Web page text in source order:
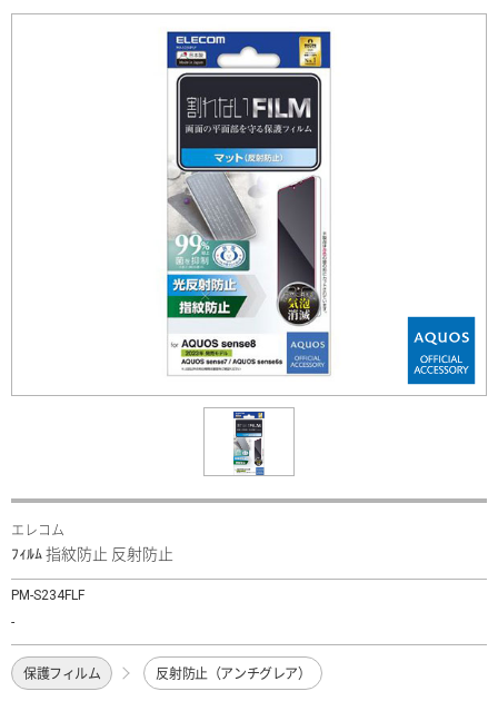
エレコム
ﾌｨﾙﾑ 指紋防止 反射防止
PM-S234FLF
-
保護フィルム 反射防止（アンチグレア）